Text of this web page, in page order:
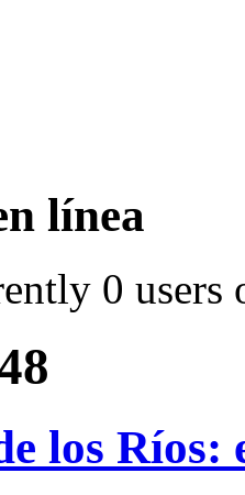
línea
0 users
los Ríos: